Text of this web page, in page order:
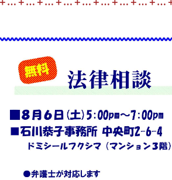
…＋…＋…＋…＋…＋…＋…＋…＋